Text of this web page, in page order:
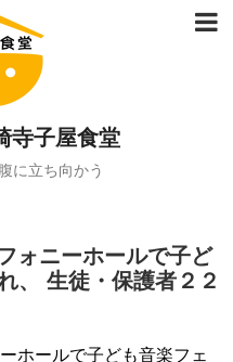
寺子屋食堂
に立ち向かう
ォニーホールで子ど
、 生徒・保護者２２
ホールで子ども音楽フェ